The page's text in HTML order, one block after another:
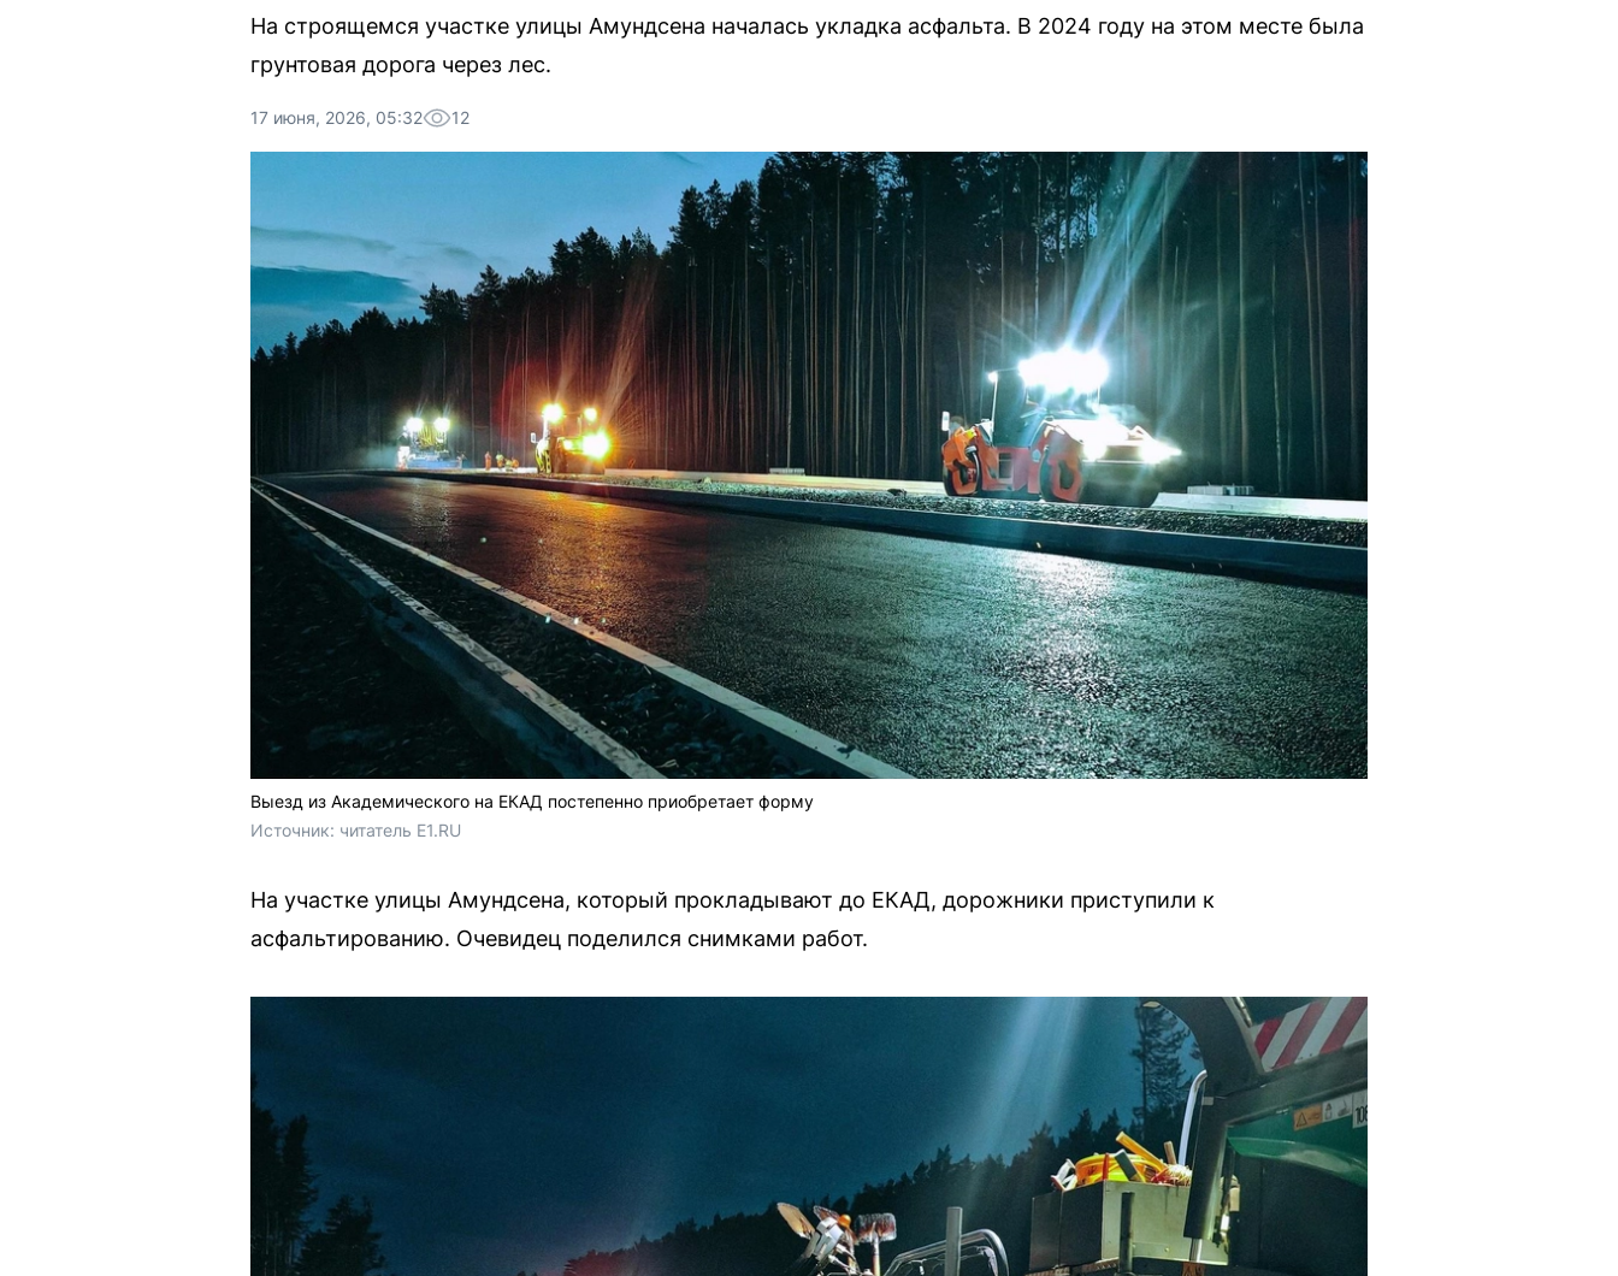
На строящемся участке улицы Амундсена началась укладка асфальта. В 2024 году на этом месте была
грунтовая дорога через лес.
17 июня, 2026, 05:32 12
Выезд из Академического на ЕКАД постепенно приобретает форму
Источник: читатель E1.RU
На участке улицы Амундсена, который прокладывают до ЕКАД, дорожники приступили к
асфальтированию. Очевидец поделился снимками работ.